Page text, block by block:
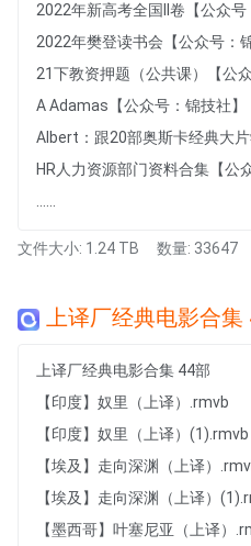
2022年新高考全国II卷【公众号
2022年樊登读书会【公众号：
21下教资押题（公共课）【公
A Adamas【公众号：锦技社】
HR人力资源部门资料合集【公
文件大小: 1.24 TB 数量: 33647
上译厂经典电影合集
上译厂经典电影合集 44部
【印度】奴里（上译）.rmvb
【印度】奴里（上译）(1).rmvb
【埃及】走向深渊（上译）
【埃及】走向深渊（上译）
【墨西哥】叶塞尼亚（上译）